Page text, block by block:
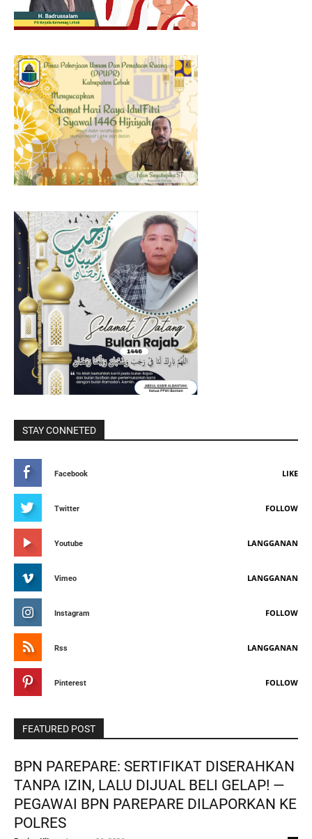
STAY CONNETED
Facebook LIKE
Twitter FOLLOW
Youtube LANGGANAN
Vimeo LANGGANAN
Instagram FOLLOW
Rss LANGGANAN
Pinterest FOLLOW
FEATURED POST
BPN PAREPARE: SERTIFIKAT DISERAHKAN
TANPA IZIN, LALU DIJUAL BELI GELAP! —
PEGAWAI BPN PAREPARE DILAPORKAN KE
POLRES